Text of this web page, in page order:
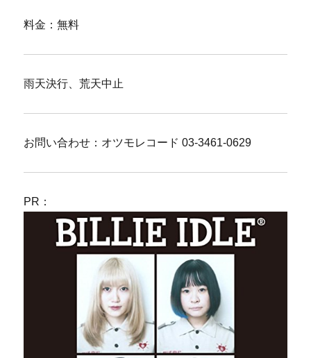
料金：無料
雨天決行、荒天中止
お問い合わせ：オツモレコード 03-3461-0629
PR：